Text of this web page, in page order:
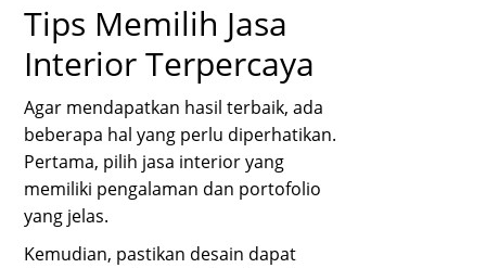
Tips Memilih Jasa
Interior Terpercaya
Agar mendapatkan hasil terbaik, ada
beberapa hal yang perlu diperhatikan.
Pertama, pilih jasa interior yang
memiliki pengalaman dan portofolio
yang jelas.
Kemudian, pastikan desain dapat